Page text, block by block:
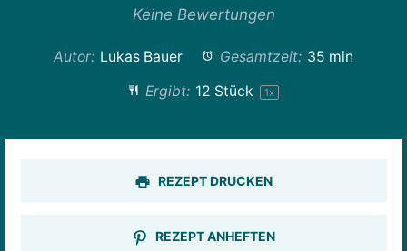
Keine Bewertungen
Autor: Lukas Bauer Gesamtzeit: 35 min
Ergibt: 12 Stück 1x
REZEPT DRUCKEN
REZEPT ANHEFTEN